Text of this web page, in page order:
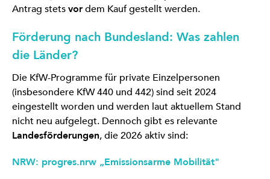
Antrag stetsvordem Kauf gestellt werden.
Förderung nach Bundesland: Was zahlen
die Länder?
Die KfW-Programme für private Einzelpersonen
(insbesondere KfW 440 und 442) sind seit 2024
eingestellt worden und werden laut aktuellem Stand
nicht neu aufgelegt. Dennoch gibt es relevante
Landesförderungen, die 2026 aktiv sind:
NRW: progres.nrw „Emissionsarme Mobilität"